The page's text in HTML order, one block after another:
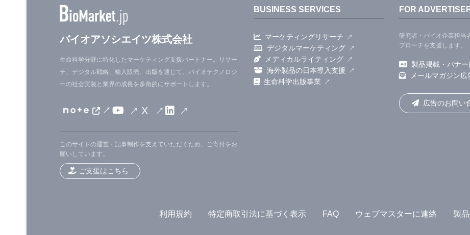
バイオアソシエイツ株式会社
生命科学分野に特化したマーケティング支援パートナー。リサー
チ、デジタル戦略、輸入販売、出版を通じて、バイオテクノロジ
ーの社会実装と業界の成長を多角的にサポートします。
X
このサイトの運営・記事制作を支えていただくため、ご寄付をお
願いしています。
ご支援はこちら
BUSINESS SERVICES
マーケティングリサーチ
デジタルマーケティング
メディカルライティング
海外製品の日本導入支援
生命科学出版事業
FOR
研究者・バイオ企業担当
プローチを支援します。
製品掲載・バナー
メールマガジン広
広告のお問い
利用規約 特定商取引法に基づく表示 FAQ ウェブマスターに連絡 製